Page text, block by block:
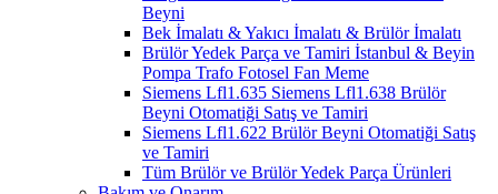
Beyni
Bek İmalatı & Yakıcı İmalatı & Brülör İmalatı
Brülör Yedek Parça ve Tamiri İstanbul & Beyin
Pompa Trafo Fotosel Fan Meme
Siemens Lfl1.635 Siemens Lfl1.638 Brülör
Beyni Otomatiği Satış ve Tamiri
Siemens Lfl1.622 Brülör Beyni Otomatiği Satış
ve Tamiri
Tüm Brülör ve Brülör Yedek Parça Ürünleri